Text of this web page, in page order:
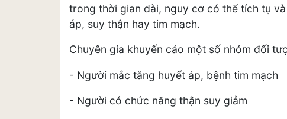
trong thời gian dài, nguy cơ có thể tích tụ
áp, suy thận hay tim mạch.
Chuyên gia khuyến cáo một số nhóm đối
- Người mắc tăng huyết áp, bệnh tim mạch
- Người có chức năng thận suy giảm